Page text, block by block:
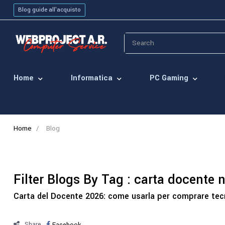
Blog guide all'acquisto
Home Informatica PC Gaming
Home Blog
Filter Blogs By Tag : carta docente
Carta del Docente 2026: come usarla per comprare